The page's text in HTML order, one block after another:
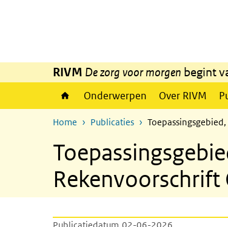
RIVM De zorg voor morgen begint
Onderwerpen Over RIVM
Home Publicaties